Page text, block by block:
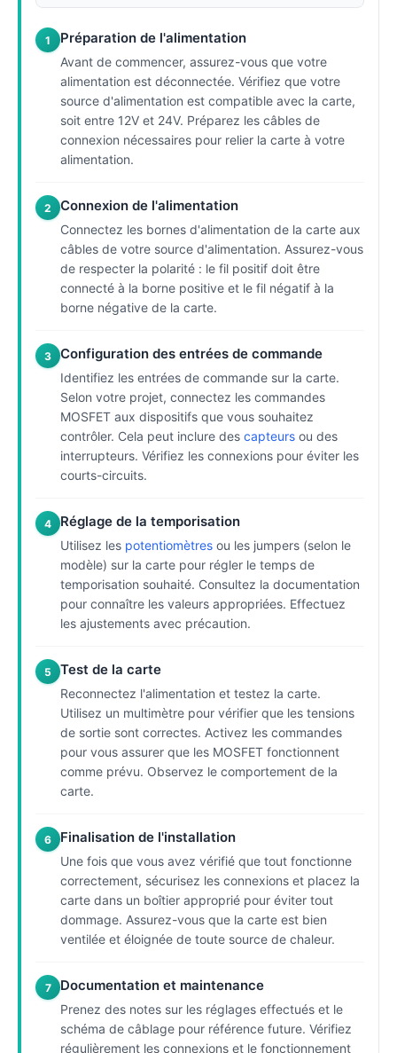
1 Préparation de l'alimentation
Avant de commencer, assurez-vous que votre
alimentation est déconnectée. Vérifiez que votre
source d'alimentation est compatible avec la carte,
soit entre 12V et 24V. Préparez les câbles de
connexion nécessaires pour relier la carte à votre
alimentation.
2 Connexion de l'alimentation
Connectez les bornes d'alimentation de la carte aux
câbles de votre source d'alimentation. Assurez-vous
de respecter la polarité : le fil positif doit être
connecté à la borne positive et le fil négatif à la
borne négative de la carte.
3 Configuration des entrées de commande
Identifiez les entrées de commande sur la carte.
Selon votre projet, connectez les commandes
MOSFET aux dispositifs que vous souhaitez
contrôler. Cela peut inclure des capteurs ou des
interrupteurs. Vérifiez les connexions pour éviter les
courts-circuits.
4 Réglage de la temporisation
Utilisez les potentiomètres ou les jumpers (selon le
modèle) sur la carte pour régler le temps de
temporisation souhaité. Consultez la documentation
pour connaître les valeurs appropriées. Effectuez
les ajustements avec précaution.
5 Test de la carte
Reconnectez l'alimentation et testez la carte.
Utilisez un multimètre pour vérifier que les tensions
de sortie sont correctes. Activez les commandes
pour vous assurer que les MOSFET fonctionnent
comme prévu. Observez le comportement de la
carte.
6 Finalisation de l'installation
Une fois que vous avez vérifié que tout fonctionne
correctement, sécurisez les connexions et placez la
carte dans un boîtier approprié pour éviter tout
dommage. Assurez-vous que la carte est bien
ventilée et éloignée de toute source de chaleur.
7 Documentation et maintenance
Prenez des notes sur les réglages effectués et le
schéma de câblage pour référence future. Vérifiez
régulièrement les connexions et le fonctionnement